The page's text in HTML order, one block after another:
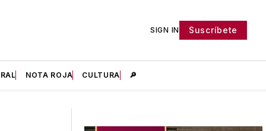
SIGN IN Suscríbete
NOTA ROJA CULTURA 🔎